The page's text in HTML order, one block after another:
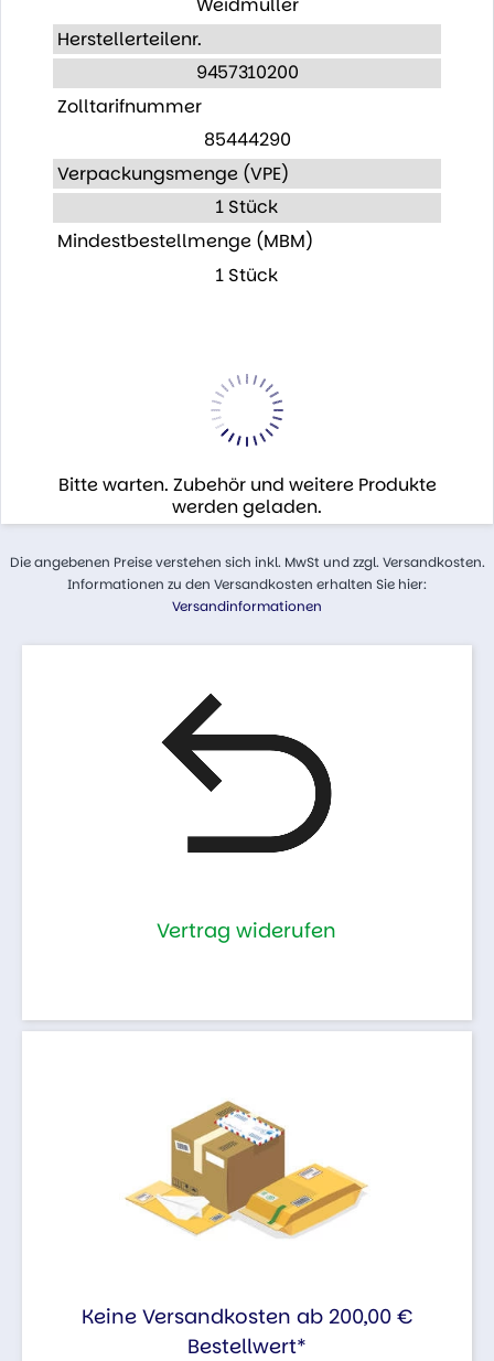
Weidmüller
Herstellerteilenr.
9457310200
Zolltarifnummer
85444290
Verpackungsmenge (VPE)
1 Stück
Mindestbestellmenge (MBM)
1 Stück
Bitte warten. Zubehör und weitere Produkte
werden geladen.
Die angebenen Preise verstehen sich inkl. MwSt und zzgl. Versandkosten.
Informationen zu den Versandkosten erhalten Sie hier:
Versandinformationen
Vertrag widerufen
Keine Versandkosten ab 200,00 €
Bestellwert*